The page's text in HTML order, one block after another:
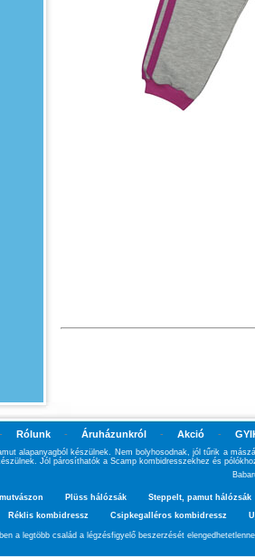
- Rólunk - Áruházunkról - Akció -
alapanyagból készülnek. Nem bolyhosodnak, jól tűrik a
Jól párosíthatók a Scamp kombidresszekhez és
Plüss hálózsák
Steppelt, pamut hálózsák
Réklis kombidressz Csipkegalléros kombidressz
a legtöbb család a légzésfigyelő beszerzését